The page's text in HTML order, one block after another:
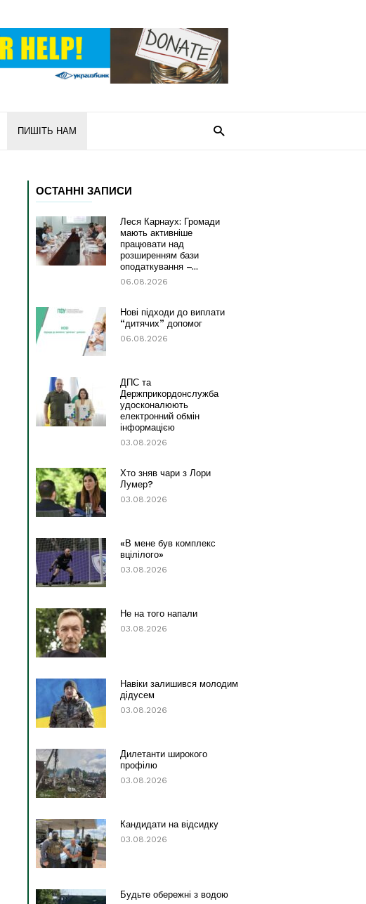
ПИШІТЬ НАМ
ОСТАННІ ЗАПИСИ
Леся Карнаух: Громади
мають активніше
працювати над
розширенням бази
оподаткування –...
06.08.2026
Нові підходи до виплати
“дитячих” допомог
06.08.2026
ДПС та
Держприкордонслужба
удосконалюють
електронний обмін
інформацією
03.08.2026
Хто зняв чари з Лори
Лумер?
03.08.2026
«В мене був комплекс
вцілілого»
03.08.2026
Не на того напали
03.08.2026
Навіки залишився молодим
дідусем
03.08.2026
Дилетанти широкого
профілю
03.08.2026
Кандидати на відсидку
03.08.2026
Будьте обережні з водою